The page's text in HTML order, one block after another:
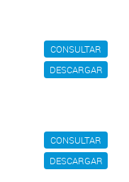
CONSULTAR
DESCARGAR
CONSULTAR
DESCARGAR